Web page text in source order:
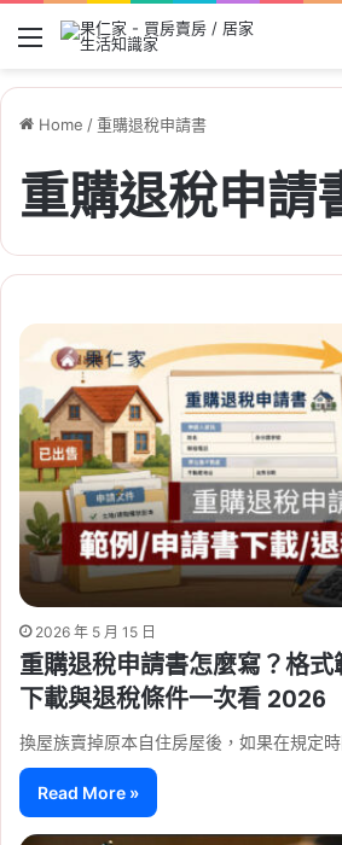
Menu
Home /重購退稅申請書
重購退稅申請
2026 年 5 月 15 日
重購退稅申請書怎麼寫？格
下載與退稅條件一次看 2026
換屋族賣掉原本自住房屋後，如果在規定
Read More »